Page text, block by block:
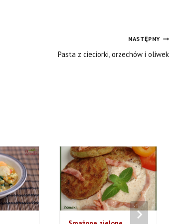
NASTĘPNY
Pasta z cieciorki, orzechów i oliwek